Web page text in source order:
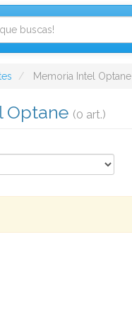
Memoria Intel Optane
Optane (0 art.)